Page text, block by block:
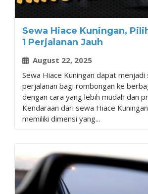
Sewa Hiace Kuningan,
1 Perjalanan Jauh
August 22, 2025
Sewa Hiace Kuningan dapat menjadi
perjalanan bagi rombongan ke
dengan cara yang lebih mudah dan
Kendaraan dari sewa Hiace
memiliki dimensi yang...